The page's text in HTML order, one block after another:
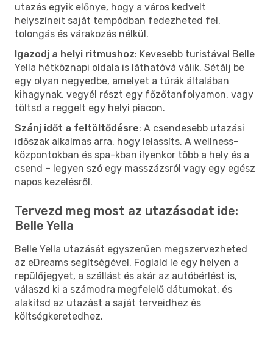
utazás egyik előnye, hogy a város kedvelt
helyszíneit saját tempódban fedezheted fel,
tolongás és várakozás nélkül.
Igazodj a helyi ritmushoz: Kevesebb turistával Belle
Yella hétköznapi oldala is láthatóvá válik. Sétálj be
egy olyan negyedbe, amelyet a túrák általában
kihagynak, vegyél részt egy főzőtanfolyamon, vagy
töltsd a reggelt egy helyi piacon.
Szánj időt a feltöltődésre: A csendesebb utazási
időszak alkalmas arra, hogy lelassíts. A wellness-
központokban és spa-kban ilyenkor több a hely és a
csend – legyen szó egy masszázsról vagy egy egész
napos kezelésről.
Tervezd meg most az utazásodat ide:
Belle Yella
Belle Yella utazását egyszerűen megszervezheted
az eDreams segítségével. Foglald le egy helyen a
repülőjegyet, a szállást és akár az autóbérlést is,
válaszd ki a számodra megfelelő dátumokat, és
alakítsd az utazást a saját terveidhez és
költségkeretedhez.